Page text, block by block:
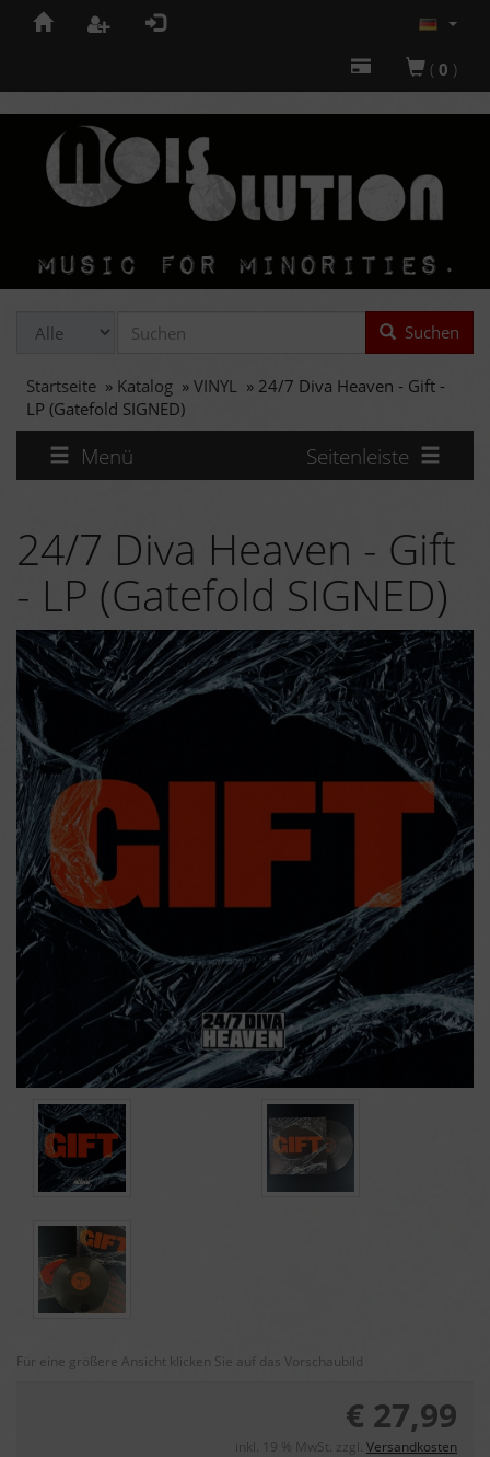
( 0 )
Suchen
Startseite » Katalog » VINYL » 24/7 Diva Heaven - Gift -
LP (Gatefold SIGNED)
Menü Seitenleiste
24/7 Diva Heaven - Gift
- LP (Gatefold SIGNED)
Für eine größere Ansicht klicken Sie auf das Vorschaubild
€ 27,99
inkl. 19 % MwSt. zzgl. Versandkosten